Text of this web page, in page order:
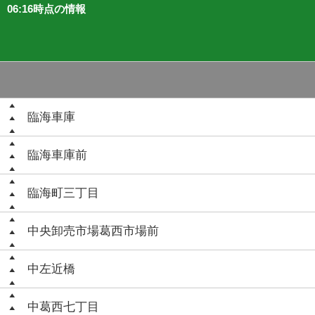
06:16時点の情報
臨海車庫
臨海車庫前
臨海町三丁目
中央卸売市場葛西市場前
中左近橋
中葛西七丁目